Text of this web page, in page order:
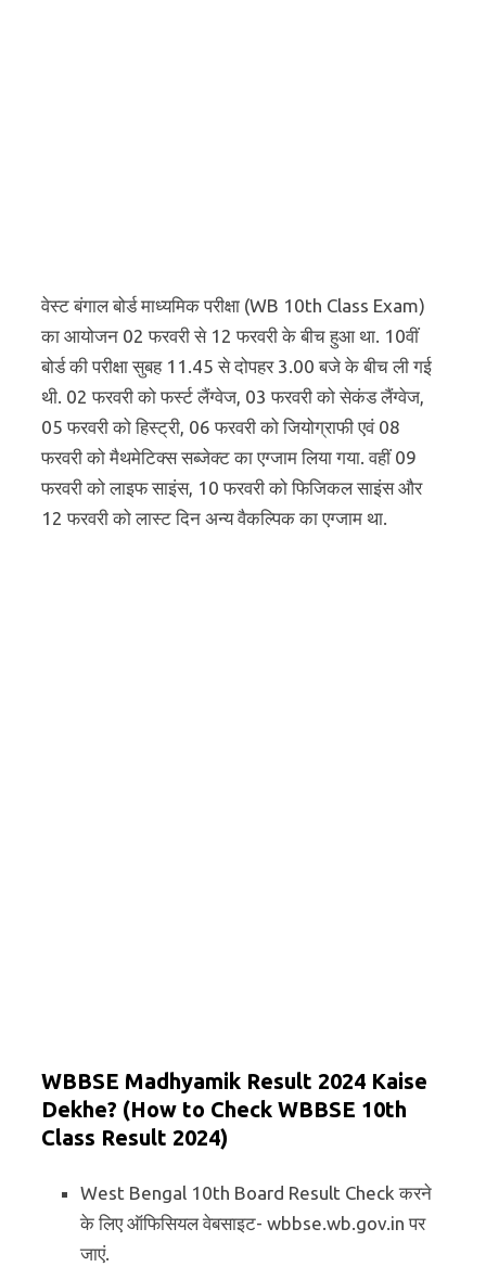
वेस्ट बंगाल बोर्ड माध्यमिक परीक्षा (WB 10th Class Exam)
का आयोजन 02 फरवरी से 12 फरवरी के बीच हुआ था. 10वीं
बोर्ड की परीक्षा सुबह 11.45 से दोपहर 3.00 बजे के बीच ली गई
थी. 02 फरवरी को फर्स्ट लैंग्वेज, 03 फरवरी को सेकंड लैंग्वेज,
05 फरवरी को हिस्ट्री, 06 फरवरी को जियोग्राफी एवं 08
फरवरी को मैथमेटिक्स सब्जेक्ट का एग्जाम लिया गया. वहीं 09
फरवरी को लाइफ साइंस, 10 फरवरी को फिजिकल साइंस और
12 फरवरी को लास्ट दिन अन्य वैकल्पिक का एग्जाम था.
WBBSE Madhyamik Result 2024 Kaise
Dekhe? (How to Check WBBSE 10th
Class Result 2024)
West Bengal 10th Board Result Check करने
के लिए ऑफिसियल वेबसाइट- wbbse.wb.gov.in पर
जाएं.